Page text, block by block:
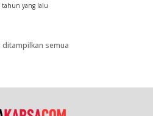
tahun yang lalu
ditampilkan semua